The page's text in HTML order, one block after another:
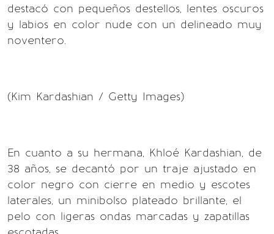
destacó con pequeños destellos, lentes oscuros
y labios en color nude con un delineado muy
noventero.
(Kim Kardashian / Getty Images)
En cuanto a su hermana, Khloé Kardashian, de
38 años, se decantó por un traje ajustado en
color negro con cierre en medio y escotes
laterales, un minibolso plateado brillante, el
pelo con ligeras ondas marcadas y zapatillas